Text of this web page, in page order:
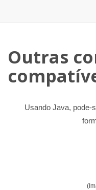
Outras
Usando Java, pode-